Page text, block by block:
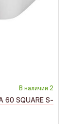
В наличии 2
60 SQUARE S-